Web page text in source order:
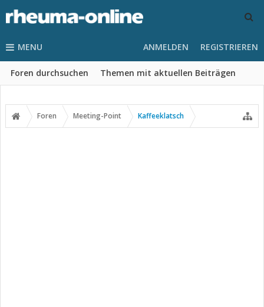
MENU
Foren durchsuchen Themen mit aktuellen Beiträgen
ANMELDEN REGISTRIEREN
Foren Meeting-Point Kaffeeklatsch